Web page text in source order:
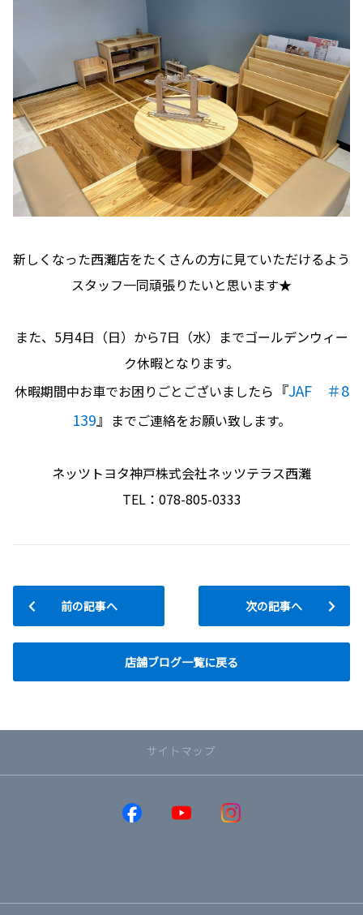
新しくなった西灘店をたくさんの方に見ていただけるよう
スタッフ一同頑張りたいと思います★
また、5月4日（日）から7日（水）までゴールデンウィー
ク休暇となります。
休暇期間中お車でお困りごとございましたら 『JAF ＃8
139』 までご連絡をお願い致します。
ネッツトヨタ神戸株式会社ネッツテラス西灘
TEL：078-805-0333
前の記事へ
店舗ブログ一覧に戻る
次の記事へ
サイトマップ
RAV4